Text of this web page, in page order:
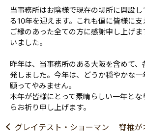
当事務所はお陰様で現在の場所に開設
る10年を迎えます。これも偏に皆様に支
ご縁のあった全ての方に感謝申し上げ
いました。
昨年は、当事務所のある大阪を含めて
発しました。今年は、どうか穏やかな一
願ってやみません。
本年が皆様にとって素晴らしい一年と
らお祈り申し上げます。
グレイテスト・ショーマン 脊椎が